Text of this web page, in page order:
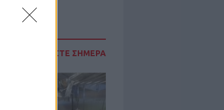
ΔΙΑΒΑΣΤΕ ΣΗΜΕΡΑ